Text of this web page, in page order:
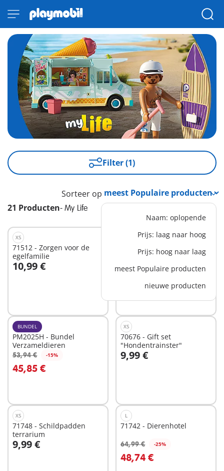
Filter (1)
21 Producten- My Life
Sorteer op
Naam: oplopende
Prijs: laag naar hoog
Prijs: hoog naar laag
meest Populaire producten
nieuwe producten
XS
71512 - Zorgen voor de
egelfamilie
10,99 €
In winkelwagen
71510 - Kleine
kippenboerderij in de tuin
van het kleine huis
31,99 €
In winkelwagen
BUNDEL
PM2025H - Bundel
Verzameldieren
53,94 € -15%
45,85 €
In winkelwagen
XS
70676 - Gift set
"Hondentrainster"
9,99 €
XS
71748 - Schildpadden
terrarium
9,99 €
In winkelwagen
L
71742 - Dierenhotel
64,99 € -25%
48,74 €
In winkelwagen